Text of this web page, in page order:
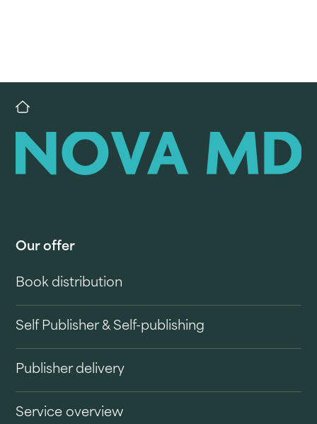
Our offer
Book distribution
Self Publisher & Self-publishing
Publisher delivery
Service overview